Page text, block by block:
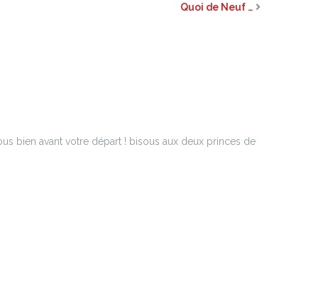
Quoi de Neuf …
bien avant votre départ ! bisous aux deux princes de